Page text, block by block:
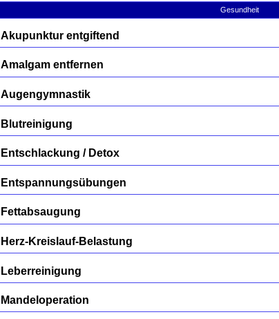
Gesundheit
Akupunktur entgiftend
Amalgam entfernen
Augengymnastik
Blutreinigung
Entschlackung / Detox
Entspannungsübungen
Fettabsaugung
Herz-Kreislauf-Belastung
Leberreinigung
Mandeloperation